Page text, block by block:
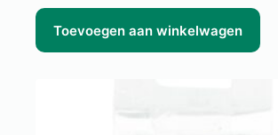
Toevoegen aan winkelwagen